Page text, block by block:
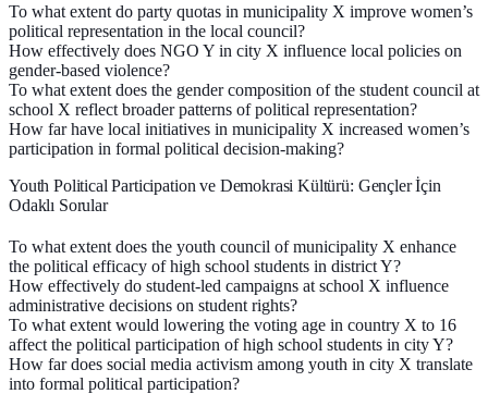
To what extent do party quotas in municipality X improve women’s
political representation in the local council?
How effectively does NGO Y in city X influence local policies on
gender-based violence?
To what extent does the gender composition of the student council at
school X reflect broader patterns of political representation?
How far have local initiatives in municipality X increased women’s
participation in formal political decision-making?
Youth Political Participation ve Demokrasi Kültürü: Gençler İçin
Odaklı Sorular
To what extent does the youth council of municipality X enhance
the political efficacy of high school students in district Y?
How effectively do student-led campaigns at school X influence
administrative decisions on student rights?
To what extent would lowering the voting age in country X to 16
affect the political participation of high school students in city Y?
How far does social media activism among youth in city X translate
into formal political participation?